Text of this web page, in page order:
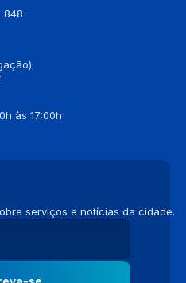
848
às 17:00h
serviços e notícias da cidade.